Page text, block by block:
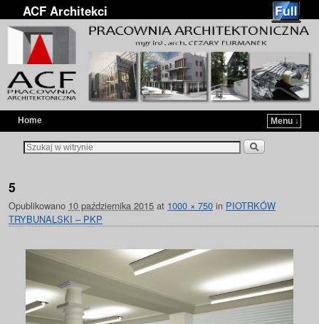
ACF Architekci
Home
Menu ↓
5
Opublikowano 10 października 2015 at 1000 × 750 in PIOTRKÓW
TRYBUNALSKI – PKP